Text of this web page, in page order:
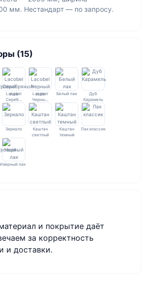
мм. Нестандарт — по запросу.
(15)
Lacobel
Сереб…
Lacobel
Черны…
Белый лак
Дуб
Карамель
Зеркало
Каштан
светлый
Каштан
темный
Лак классик
Черный лак
и покрытие даёт
за корректность
и доставки.